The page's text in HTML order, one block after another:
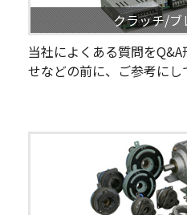
クラッチ/ブ
当社によくある質問を
せなどの前に、ご参考にし